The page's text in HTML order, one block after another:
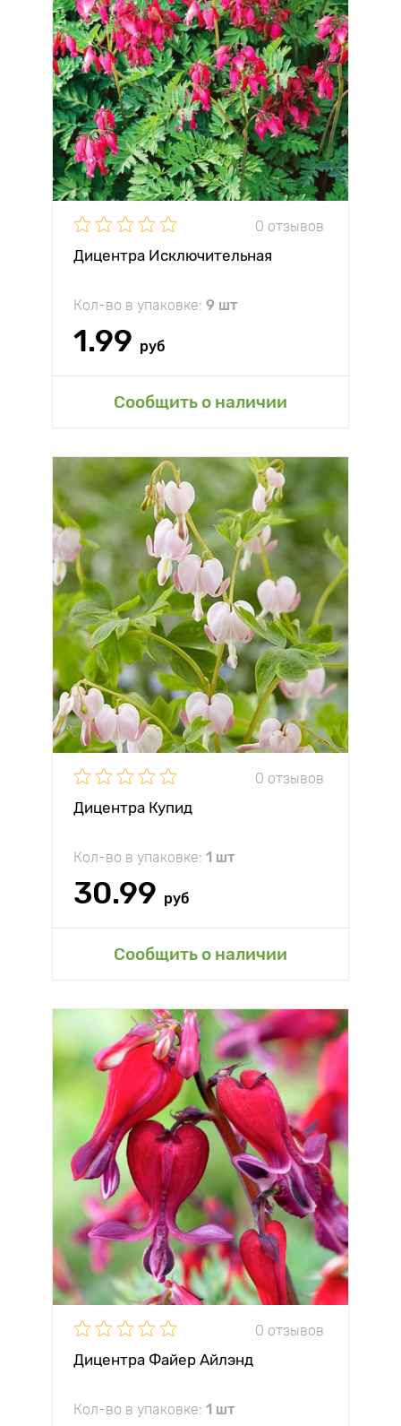
0 отзывов
Дицентра Исключительная
Кол-во в упаковке: 9 шт
1.99 руб
Сообщить о наличии
0 отзывов
Дицентра Купид
Кол-во в упаковке: 1 шт
30.99 руб
Сообщить о наличии
0 отзывов
Дицентра Файер Айлэнд
Кол-во в упаковке: 1 шт